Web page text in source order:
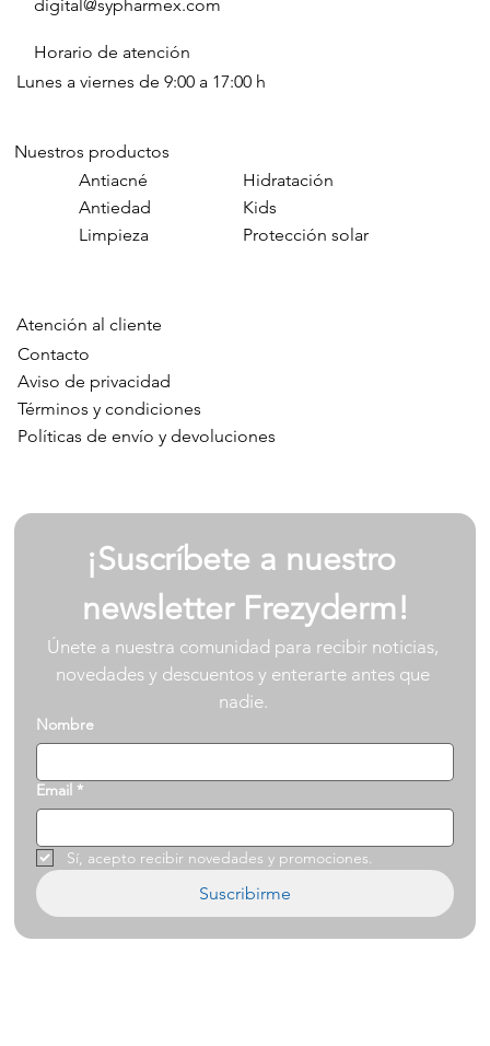
digital@sypharmex.com
Horario de atención
Lunes a viernes de 9:00 a 17:00 h
Nuestros productos
Antiacné
Hidratación
Antiedad
Kids
Limpieza
Protección solar
Atención al cliente
Contacto
Aviso de privacidad
Términos y condiciones
Políticas de envío y devoluciones
¡Suscríbete a nuestro
newsletter Frezyderm!
Únete a nuestra comunidad para recibir noticias,
novedades y descuentos y enterarte antes que
Nombre
Email *
Sí, acepto recibir novedades y promociones.
Suscribirme